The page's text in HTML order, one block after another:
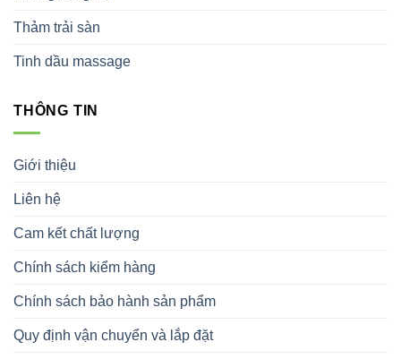
Thảm trải sàn
Tinh dầu massage
THÔNG TIN
Giới thiệu
Liên hệ
Cam kết chất lượng
Chính sách kiểm hàng
Chính sách bảo hành sản phẩm
Quy định vận chuyển và lắp đặt